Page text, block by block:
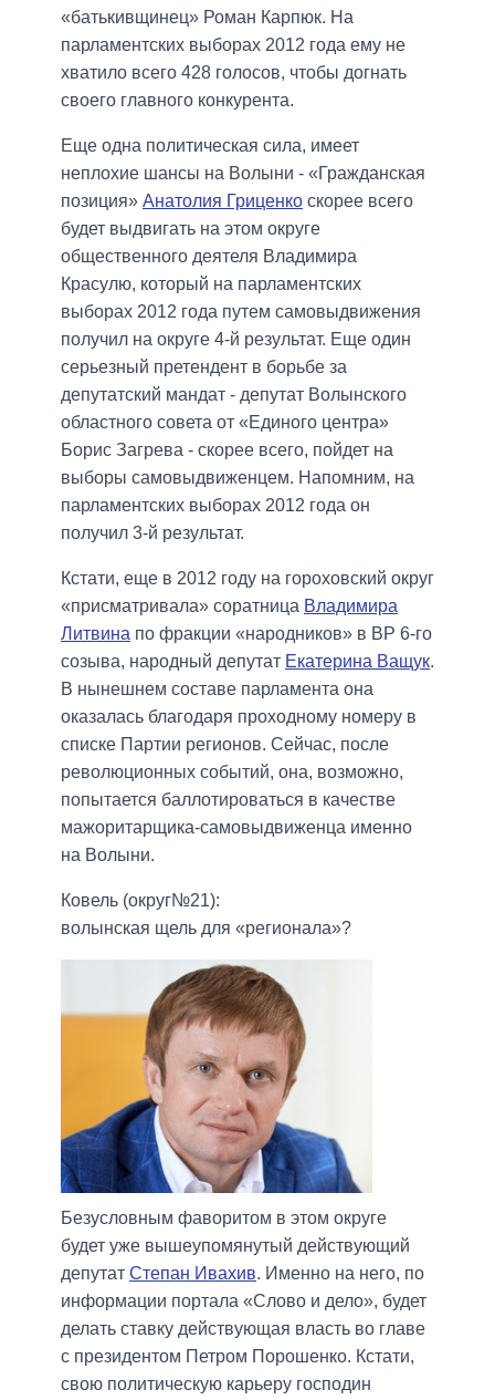
«батькивщинец» Роман Карпюк. На
парламентских выборах 2012 года ему не
хватило всего 428 голосов, чтобы догнать
своего главного конкурента.
Еще одна политическая сила, имеет
неплохие шансы на Волыни - «Гражданская
позиция» Анатолия Гриценко скорее всего
будет выдвигать на этом округе
общественного деятеля Владимира
Красулю, который на парламентских
выборах 2012 года путем самовыдвижения
получил на округе 4-й результат. Еще один
серьезный претендент в борьбе за
депутатский мандат - депутат Волынского
областного совета от «Единого центра»
Борис Загрева - скорее всего, пойдет на
выборы самовыдвиженцем. Напомним, на
парламентских выборах 2012 года он
получил 3-й результат.
Кстати, еще в 2012 году на гороховский округ
«присматривала» соратница Владимира
Литвина по фракции «народников» в ВР 6-го
созыва, народный депутат Екатерина Ващук.
В нынешнем составе парламента она
оказалась благодаря проходному номеру в
списке Партии регионов. Сейчас, после
революционных событий, она, возможно,
попытается баллотироваться в качестве
мажоритарщика-самовыдвиженца именно
на Волыни.
Ковель (округ№21):
волынская щель для «регионала»?
Безусловным фаворитом в этом округе
будет уже вышеупомянутый действующий
депутат Степан Ивахив. Именно на него, по
информации портала «Слово и дело», будет
делать ставку действующая власть во главе
с президентом Петром Порошенко. Кстати,
свою политическую карьеру господин